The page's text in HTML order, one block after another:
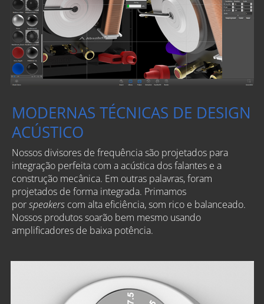
MODERNAS TÉCNICAS DE DESIGN
ACÚSTICO
Nossos divisores de frequência são projetados para
integração perfeita com a acústica dos falantes e a
construção mecânica. Em outras palavras, foram
projetados de forma integrada. Primamos
porspeakers com alta eficiência, som rico e balanceado.
Nossos produtos soarão bem mesmo usando
amplificadores de baixa potência.